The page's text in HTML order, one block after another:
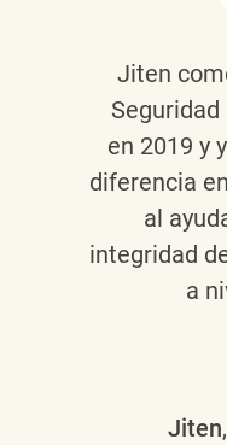
Jiten
en 2019 y
diferencia
al
integridad
a
Jiten